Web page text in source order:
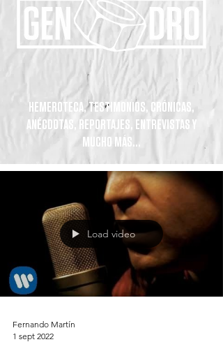
HEMEROTECA, TESTIMONIOS, CRÓNICAS,
ANÉCDOTAS, REPORTAJES, ENTREVISTAS Y
MUCHO MÁS...
Load video
Fernando Martín
1 sept 2022